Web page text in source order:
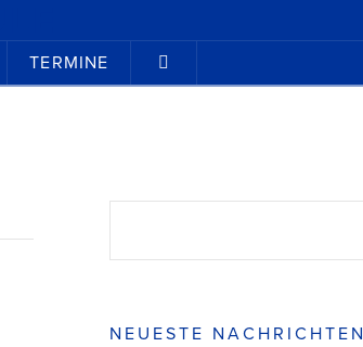
TERMINE
NEUESTE NACHRICHTEN